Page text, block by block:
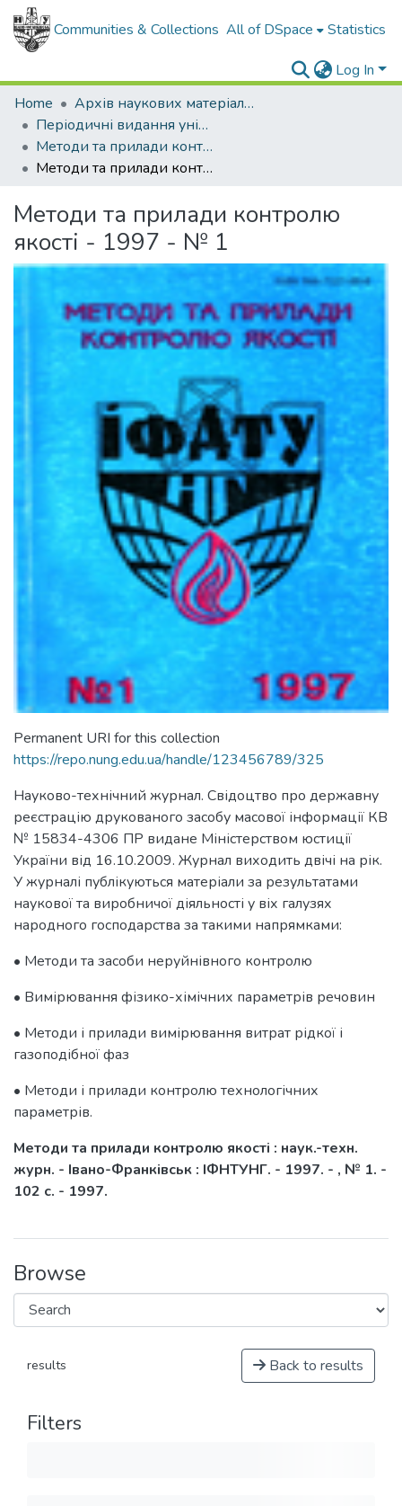
Communities & Collections All of DSpace Statistics
Log In
Home
Архів наукових матеріалів
Періодичні видання університету
Методи та прилади контролю якості
Методи та прилади контролю якості - 1997 - № 1
Методи та прилади контролю
якості - 1997 - № 1
Permanent URI for this collection
https://repo.nung.edu.ua/handle/123456789/325
Науково-технічний журнал. Свідоцтво про державну
реєстрацію друкованого засобу масової інформації КВ
№ 15834-4306 ПР видане Міністерством юстиції
України від 16.10.2009. Журнал виходить двічі на рік.
У журналі публікуються матеріали за результатами
наукової та виробничої діяльності у віх галузях
народного господарства за такими напрямками:
• Методи та засоби неруйнівного контролю
• Вимірювання фізико-хімічних параметрів речовин
• Методи і прилади вимірювання витрат рідкої і
газоподібної фаз
• Методи і прилади контролю технологічних
параметрів.
Методи та прилади контролю якості : наук.-техн.
журн. - Івано-Франківськ : ІФНТУНГ. - 1997. - , № 1. -
102 с. - 1997.
Browse
results Back to results
Filters